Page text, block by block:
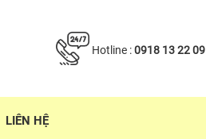
Hotline :0918 13 22 09
LIÊN HỆ